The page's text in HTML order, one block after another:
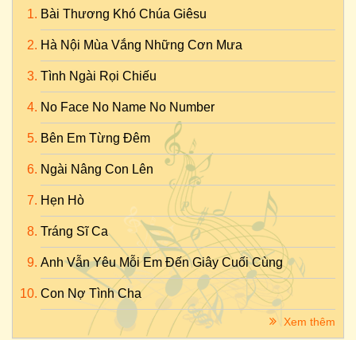
Bài Thương Khó Chúa Giêsu
Hà Nội Mùa Vắng Những Cơn Mưa
Tình Ngài Rọi Chiếu
No Face No Name No Number
Bên Em Từng Đêm
Ngài Nâng Con Lên
Hẹn Hò
Tráng Sĩ Ca
Anh Vẫn Yêu Mỗi Em Đến Giây Cuối Cùng
Con Nợ Tình Cha
Xem thêm